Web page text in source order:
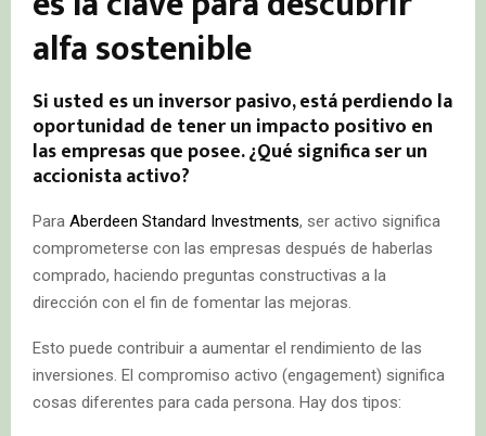
alfa sostenible
Si usted es un inversor pasivo, está perdiendo la
oportunidad de tener un impacto positivo en
las empresas que posee. ¿Qué significa ser un
accionista activo?
Para Aberdeen Standard Investments, ser activo significa
comprometerse con las empresas después de haberlas
comprado, haciendo preguntas constructivas a la
dirección con el fin de fomentar las mejoras.
Esto puede contribuir a aumentar el rendimiento de las
inversiones. El compromiso activo (engagement) significa
cosas diferentes para cada persona. Hay dos tipos: